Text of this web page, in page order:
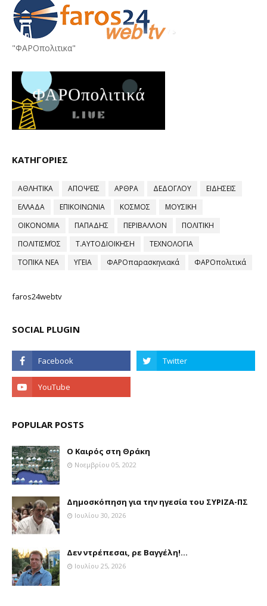
"ΦΑΡΟπολιτικα"
ΚΑΤΗΓΟΡΙΕΣ
ΑΘΛΗΤΙΚΑ ΑΠΟΨΕΙΣ ΑΡΘΡΑ ΔΕΔΟΓΛΟΥ
ΕΙΔΗΣΕΙΣ
ΕΛΛΑΔΑ
ΕΠΙΚΟΙΝΩΝΙΑ ΚΟΣΜΟΣ
ΜΟΥΣΙΚΗ
ΟΙΚΟΝΟΜΙΑ
ΠΑΠΑΔΗΣ ΠΕΡΙΒΑΛΛΟΝ
ΠΟΛΙΤΙΚΗ
ΠΟΛΙΤΙΣΜΌΣ
Τ.ΑΥΤΟΔΙΟΙΚΗΣΗ
ΤΕΧΝΟΛΟΓΙΑ
ΤΟΠΙΚΑ ΝΕΑ
ΥΓΕΙΑ ΦΑΡΟπαρασκηνιακά ΦΑΡΟπολιτικά
faros24webtv
SOCIAL PLUGIN
POPULAR POSTS
Ο Καιρός στη Θράκη
Νοεμβρίου 05, 2022
Δημοσκόπηση για την ηγεσία του ΣΥΡΙΖΑ-ΠΣ
Ιουλίου 30, 2026
Δεν ντρέπεσαι, ρε Βαγγέλη!...
Ιουλίου 25, 2026